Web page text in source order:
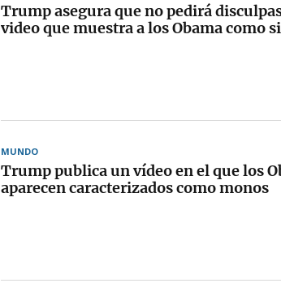
Trump asegura que no pedirá
video que muestra a los Obama como
MUNDO
Trump publica un vídeo en el que los
aparecen caracterizados como monos